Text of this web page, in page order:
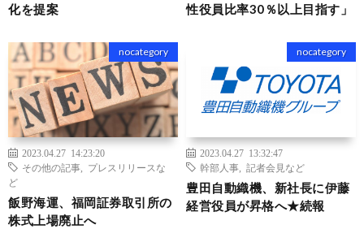
化を提案
性役員比率30％以上目指す」
nocategory
2023.04.27 14:23:20
その他の記事
プレスリリースな
ど
飯野海運、福岡証券取引所の
株式上場廃止へ
nocategory
2023.04.27 13:32:47
幹部人事
記者会見など
豊田自動織機、新社長に伊藤
経営役員が昇格へ★続報